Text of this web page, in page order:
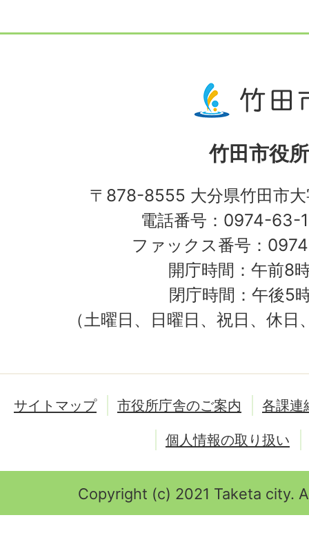
竹田市役所
〒878-8555 大分県竹田市
電話番号：0974-63-
ファックス番号：
開庁時間：午前8
閉庁時間：午後5
（土曜日、日曜日、祝日、休
サイトマップ 市役所庁舎のご案内
各課連
個人情報の取り扱い
Copyright (c) 2021 Taketa city.